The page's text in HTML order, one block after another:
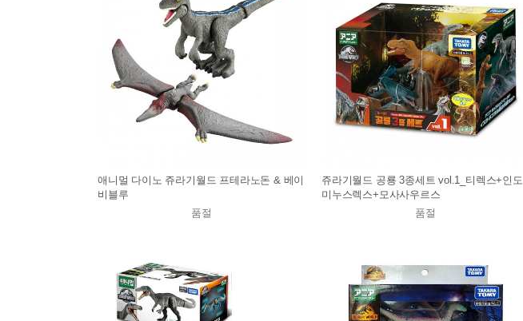
애니멀 다이노 쥬라기월드 프테라노돈 & 베이
비블루
품절
쥬라기월드 공룡 3종세트 vol.1_티렉스+인도
미누스렉스+모사사우르스
품절